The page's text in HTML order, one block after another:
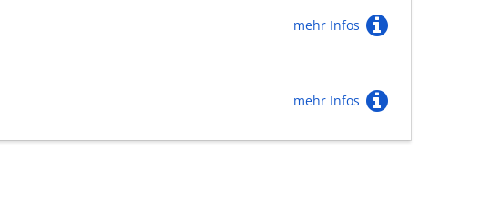
mehr Infos
mehr Infos